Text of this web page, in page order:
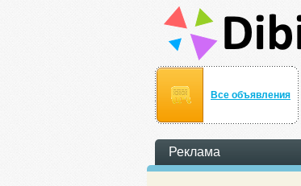
Все объявления
Реклама